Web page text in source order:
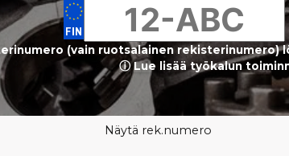
(vain ruotsalainen
ⓘ Lue lisää työkalun
Näytä rek.numero